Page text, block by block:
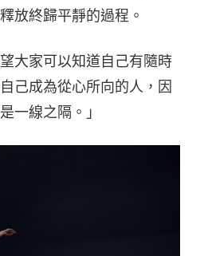
放終歸平靜的過程。
大家可以知道自己有隨時
己成為從心所向的人，因
一線之隔。」